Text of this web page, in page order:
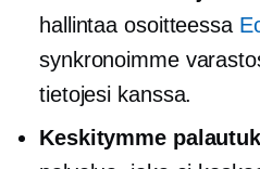
hallintaa osoitteessa
synkronoimme
tietojesi kanssa.
Keskitymme